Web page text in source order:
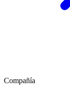
Compañía